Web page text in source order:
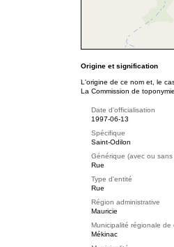
Origine et signification
L'origine de ce nom et, le
La Commission de
Date d'officialisation
1997-06-13
Spécifique
Saint-Odilon
Générique (avec ou
Rue
Type d'entité
Rue
Région administrative
Mauricie
Municipalité régionale de
Mékinac